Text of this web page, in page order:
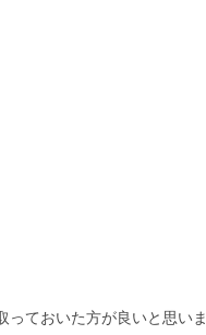
っておいた方が良いと思いま